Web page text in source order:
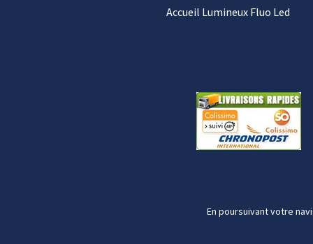
Accueil Lumineux Fluo Led
En poursuivant votre